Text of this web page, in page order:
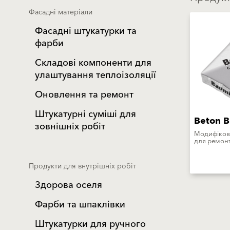
Фасадні матеріали
Фасадні штукатурки та
фарби
Складові компоненти для
улаштування теплоізоляції
Оновлення та ремонт
Штукатурні суміші для
зовнішніх робіт
Продукти для внутрішніх робіт
Здорова оселя
Фарби та шпаклівки
Штукатурки для ручного
Beton
для